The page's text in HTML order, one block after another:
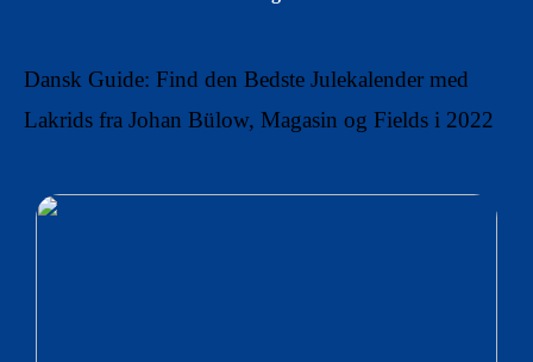
Dansk Guide: Find den Bedste Julekalender med
Lakrids fra Johan Bülow, Magasin og Fields i 2022